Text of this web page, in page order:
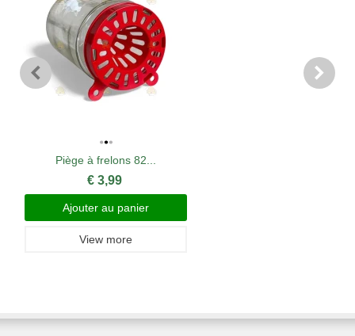
Piège à frelons 82...
€ 3,99
Ajouter au panier
View more